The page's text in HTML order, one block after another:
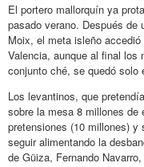
El portero mallorquín ya
pasado verano. Después de
Moix, el meta isleño
Valencia, aunque al final los
conjunto ché, se quedó solo
Los levantinos, que
sobre la mesa 8 millones de
pretensiones (10 millones) y
seguir alimentando la
de Güiza, Fernando